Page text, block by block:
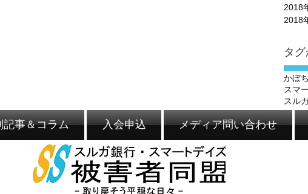
2018
2018
タ
かぼ
スマ
スル
記事＆コラム 入会申込 メディア問い合わせ